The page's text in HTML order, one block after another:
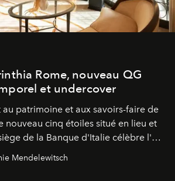
Rome, nouveau QG
et undercover
patrimoine et aux savoirs-faire de
nouveau cinq étoiles situé en lieu et
de la Banque d'Italie célèbre l'art
toute son élégance intemporelle.
Mendelewitsch